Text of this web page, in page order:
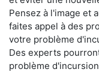
Pensez à l'image et
faites appel à des
votre problème
Des experts
problème